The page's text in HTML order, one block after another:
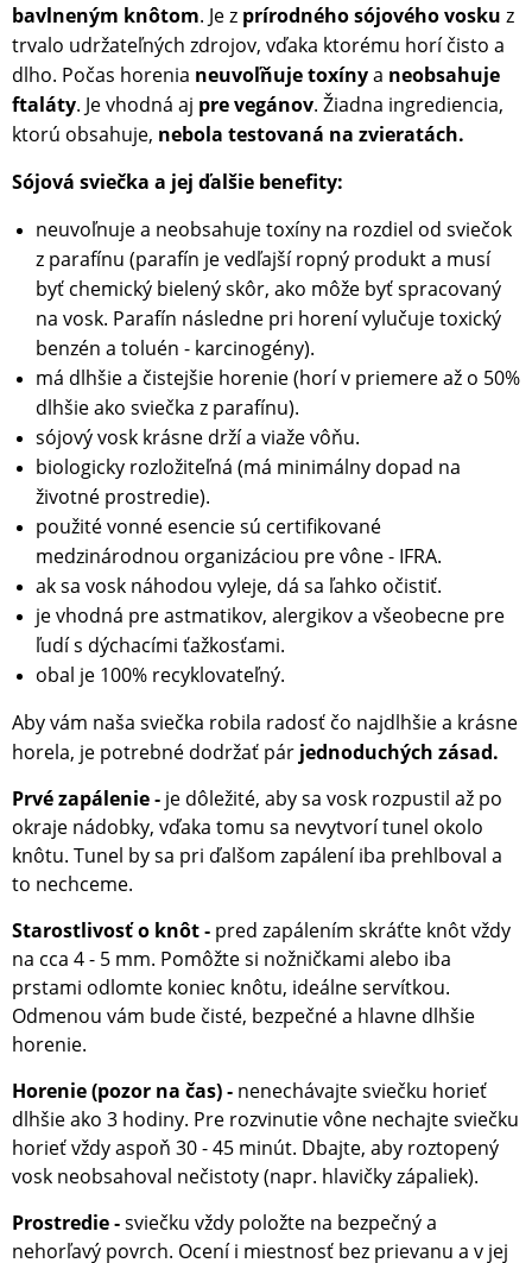
bavlneným knôtom. Je z prírodného sójového vosku z
trvalo udržateľných zdrojov, vďaka ktorému horí čisto a
dlho. Počas horenia neuvoľňuje toxínya neobsahuje
ftaláty. Je vhodná aj pre vegánov. Žiadna ingrediencia,
ktorú obsahuje, nebola testovaná na zvieratách.
Sójová sviečka a jej ďalšie benefity:
neuvoľnuje a neobsahuje toxíny na rozdiel od sviečok
z parafínu (parafín je vedľajší ropný produkt a musí
byť chemický bielený skôr, ako môže byť spracovaný
na vosk. Parafín následne pri horení vylučuje toxický
benzén a toluén - karcinogény).
má dlhšie a čistejšie horenie (horí v priemere až o 50%
dlhšie ako sviečka z parafínu).
sójový vosk krásne drží a viaže vôňu.
biologicky rozložiteľná (má minimálny dopad na
životné prostredie).
použité vonné esencie sú certifikované
medzinárodnou organizáciou pre vône - IFRA.
ak sa vosk náhodou vyleje, dá sa ľahko očistiť.
je vhodná pre astmatikov, alergikov a všeobecne pre
ľudí s dýchacími ťažkosťami.
obal je 100% recyklovateľný.
Aby vám naša sviečka robila radosť čo najdlhšie a krásne
horela, je potrebné dodržať pár jednoduchých zásad.
Prvé zapálenie - je dôležité, aby sa vosk rozpustil až po
okraje nádobky, vďaka tomu sa nevytvorí tunel okolo
knôtu. Tunel by sa pri ďalšom zapálení iba prehlboval a
to nechceme.
Starostlivosť o knôt - pred zapálením skráťte knôt vždy
na cca 4 - 5 mm. Pomôžte si nožničkami alebo iba
prstami odlomte koniec knôtu, ideálne servítkou.
Odmenou vám bude čisté, bezpečné a hlavne dlhšie
horenie.
Horenie (pozor na čas) - nenechávajte sviečku horieť
dlhšie ako 3 hodiny. Pre rozvinutie vône nechajte sviečku
horieť vždy aspoň 30 - 45 minút. Dbajte, aby roztopený
vosk neobsahoval nečistoty (napr. hlavičky zápaliek).
Prostredie - sviečku vždy položte na bezpečný a
nehorľavý povrch. Ocení i miestnosť bez prievanu a v jej